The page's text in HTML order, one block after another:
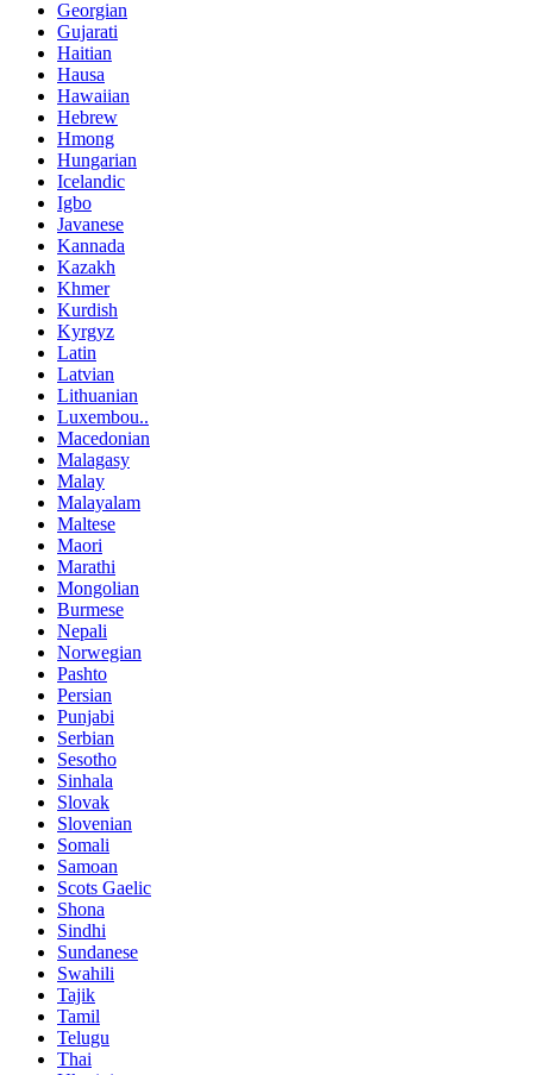
Georgian
Gujarati
Haitian
Hausa
Hawaiian
Hebrew
Hmong
Hungarian
Icelandic
Igbo
Javanese
Kannada
Kazakh
Khmer
Kurdish
Kyrgyz
Latin
Latvian
Lithuanian
Luxembou..
Macedonian
Malagasy
Malay
Malayalam
Maltese
Maori
Marathi
Mongolian
Burmese
Nepali
Norwegian
Pashto
Persian
Punjabi
Serbian
Sesotho
Sinhala
Slovak
Slovenian
Somali
Samoan
Scots Gaelic
Shona
Sindhi
Sundanese
Swahili
Tajik
Tamil
Telugu
Thai